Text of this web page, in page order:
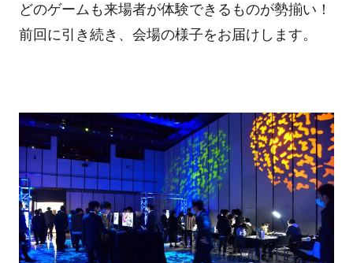
どのゲームも来場者が体験できるものが勢揃い！
前回に引き続き、会場の様子をお届けします。